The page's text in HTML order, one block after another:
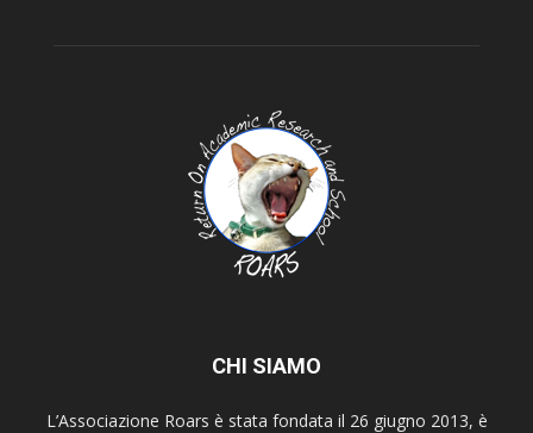
CHI SIAMO
L’Associazione Roars è stata fondata il 26 giugno 2013, è